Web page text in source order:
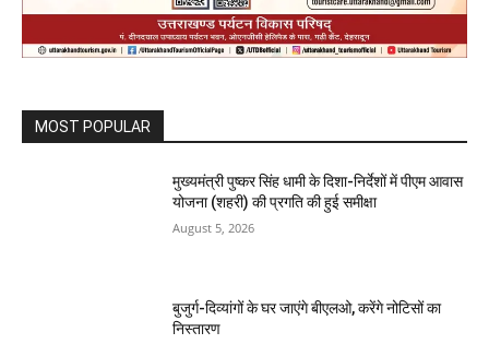
MOST POPULAR
मुख्यमंत्री पुष्कर सिंह धामी के दिशा-निर्देशों में पीएम आवास
योजना (शहरी) की प्रगति की हुई समीक्षा
August 5, 2026
बुजुर्ग-दिव्यांगों के घर जाएंगे बीएलओ, करेंगे नोटिसों का
निस्तारण